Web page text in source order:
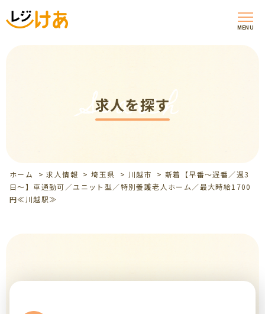
MENU
求人を探す
Search
ホーム >求人情報 >埼玉県 > 川越市 >新着【早番～遅番／週3
日～】車通勤可／ユニット型／特別養護老人ホーム／最大時給1700
円≪川越駅≫